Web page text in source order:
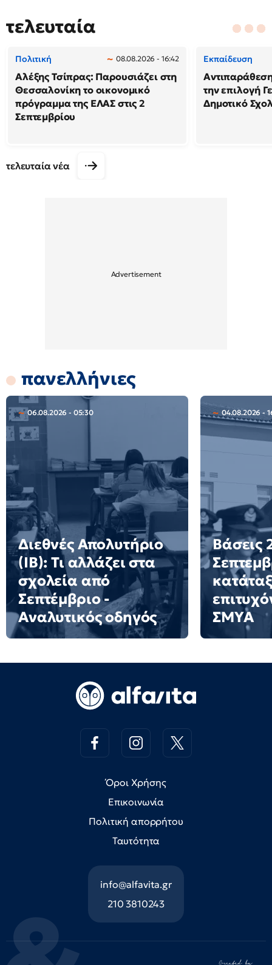
τελευταία
Πολιτική 08.08.2026 - 16:42
Αλέξης Τσίπρας: Παρουσιάζει στη
Θεσσαλονίκη το οικονομικό
πρόγραμμα της ΕΛΑΣ στις 2
Σεπτεμβρίου
Εκπαίδευση
την επιλογή
Δημοτικό
τελευταία νέα
πανελλήνιες
06.08.2026 - 05:30
Διεθνές Απολυτήριο
(IB): Τι αλλάζει στα
σχολεία από
Σεπτέμβριο -
Αναλυτικός οδηγός
04.08.2026 -
Βάσεις
ΣΜΥΑ
Όροι Χρήσης
Επικοινωνία
Πολιτική απορρήτου
Ταυτότητα
info@alfavita.gr
210 3810243